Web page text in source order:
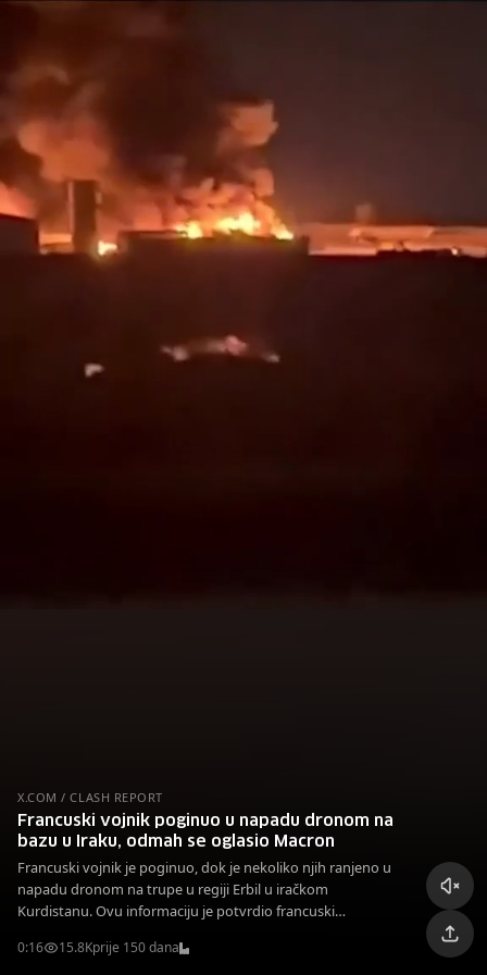
X.COM / CLASH REPORT
Francuski vojnik poginuo u napadu dronom na
bazu u Iraku, odmah se oglasio Macron
Francuski vojnik je poginuo, dok je nekoliko njih ranjeno u
napadu dronom na trupe u regiji Erbil u iračkom
Kurdistanu. Ovu informaciju je potvrdio francuski
0:16 15.8Kprije 150 dana